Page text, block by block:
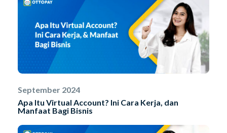
September 2024
Apa Itu Virtual Account? Ini Cara Kerja, dan
Manfaat Bagi Bisnis